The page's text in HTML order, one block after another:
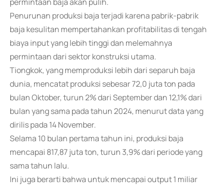
Penurunan produksi baja terjadi karena pabrik-pabrik
baja kesulitan mempertahankan profitabilitas di tengah
biaya input yang lebih tinggi dan melemahnya
permintaan dari sektor konstruksi utama.
Tiongkok, yang memproduksi lebih dari separuh baja
dunia, mencatat produksi sebesar 72,0 juta ton pada
bulan Oktober, turun 2% dari September dan 12,1% dari
bulan yang sama pada tahun 2024, menurut data yang
dirilis pada 14 November.
Selama 10 bulan pertama tahun ini, produksi baja
mencapai 817,87 juta ton, turun 3,9% dari periode yang
sama tahun lalu.
Ini juga berarti bahwa untuk mencapai output 1 miliar